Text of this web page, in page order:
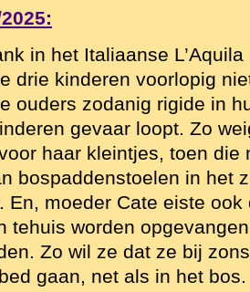
in het Italiaanse
drie kinderen voorlopig
ouders zodanig rigide in
gevaar loopt. Zo
haar kleintjes, toen die
bospaddenstoelen in het
En, moeder Cate eiste
tehuis worden
Zo wil ze dat ze bij
gaan, net als in het bos.